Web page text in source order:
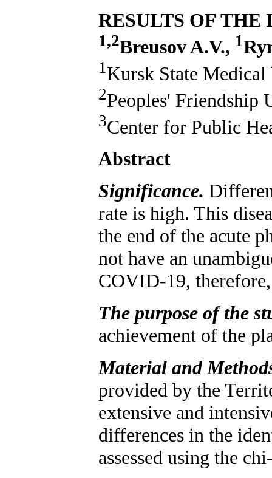
RESULTS OF
1,2Breusov A.V., 1
1 Kursk State
2Peoples' Friendship
3Center for Public
Abstract
Significance.
rate is high. This
the end of the acute
not have an
COVID-19,
The purpose of the
achievement of the
Material and
provided by the
extensive and
differences in the
assessed using the